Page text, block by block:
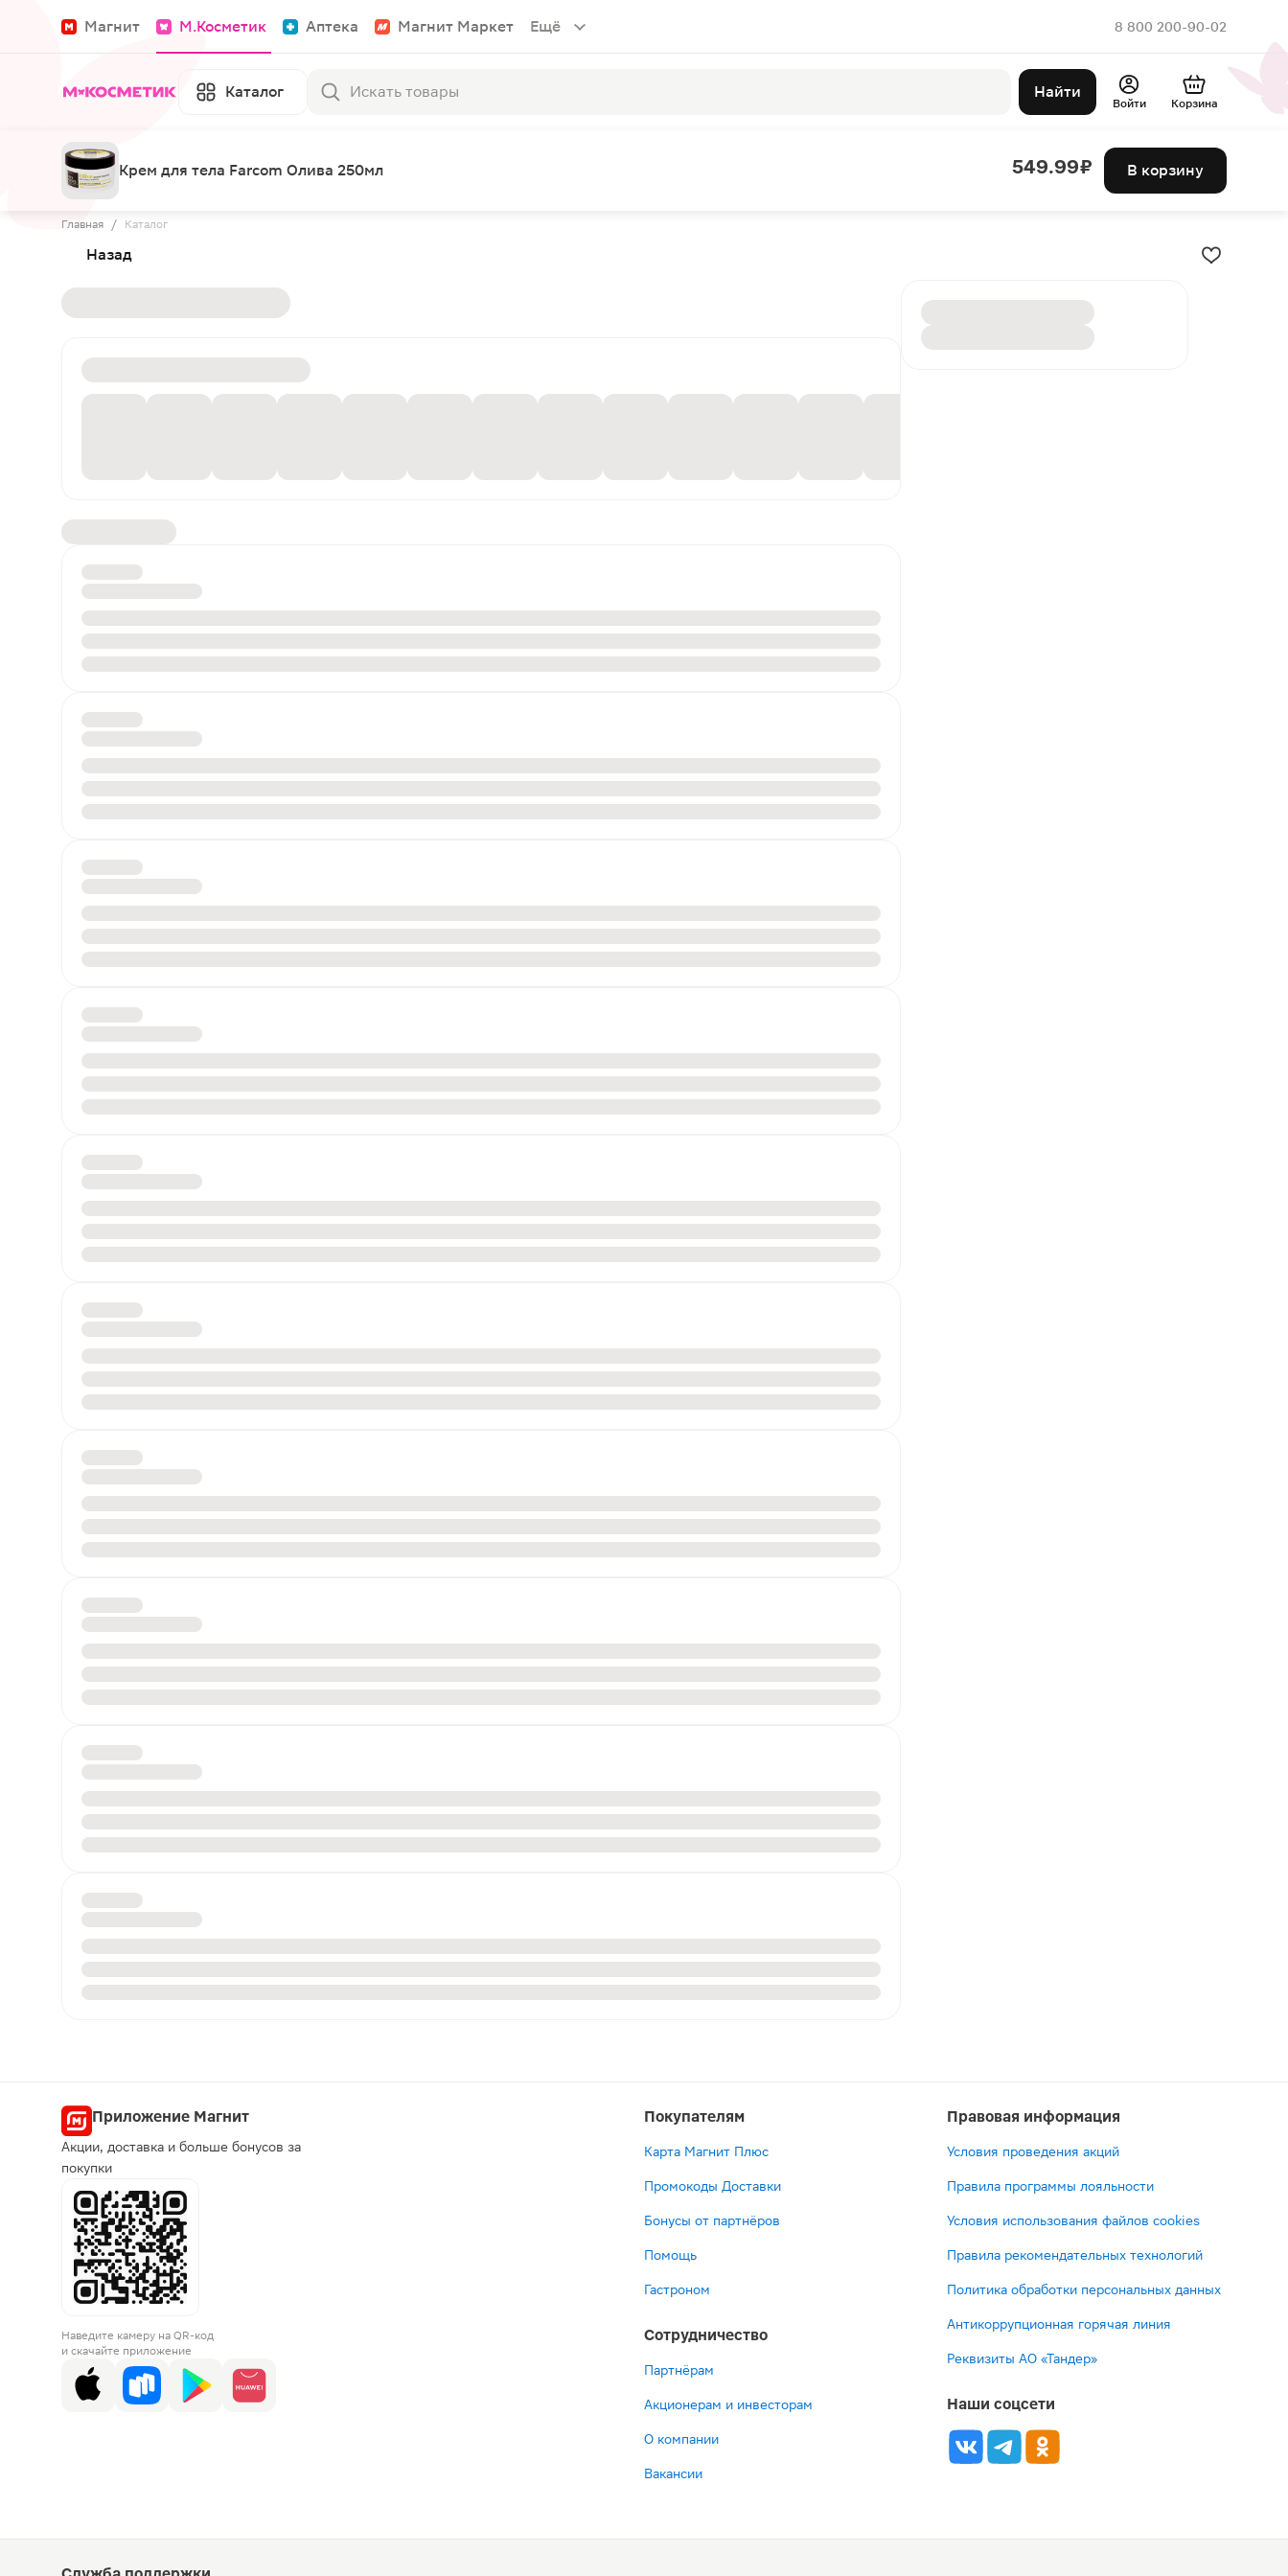
Магнит М.Косметик Аптека Магнит Маркет Ещё 8 800 200-90-02
Каталог Найти
Войти Корзина
Крем для тела Farcom Олива 250мл 549.99 ₽ В корзину
Главная / Каталог
Назад
Приложение Магнит
Акции, доставка и больше бонусов за
покупки
Наведите камеру на QR-код
и скачайте приложение
Покупателям
Карта Магнит Плюс
Промокоды Доставки
Бонусы от партнёров
Помощь
Гастроном
Сотрудничество
Партнёрам
Акционерам и инвесторам
О компании
Вакансии
Правовая информация
Условия проведения акций
Правила программы лояльности
Условия использования файлов cookies
Правила рекомендательных технологий
Политика обработки персональных данных
Антикоррупционная горячая линия
Реквизиты АО «Тандер»
Наши соцсети